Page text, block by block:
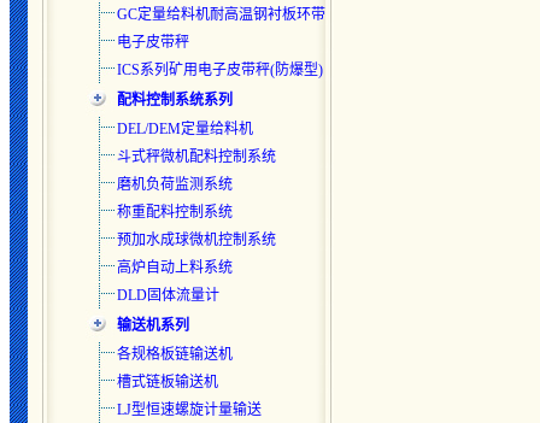
GC定量给料机耐高温钢衬板环带
电子皮带秤
ICS系列矿用电子皮带秤(防爆型)
配料控制系统系列
DEL/DEM定量给料机
斗式秤微机配料控制系统
磨机负荷监测系统
称重配料控制系统
预加水成球微机控制系统
高炉自动上料系统
DLD固体流量计
输送机系列
各规格板链输送机
槽式链板输送机
LJ型恒速螺旋计量输送